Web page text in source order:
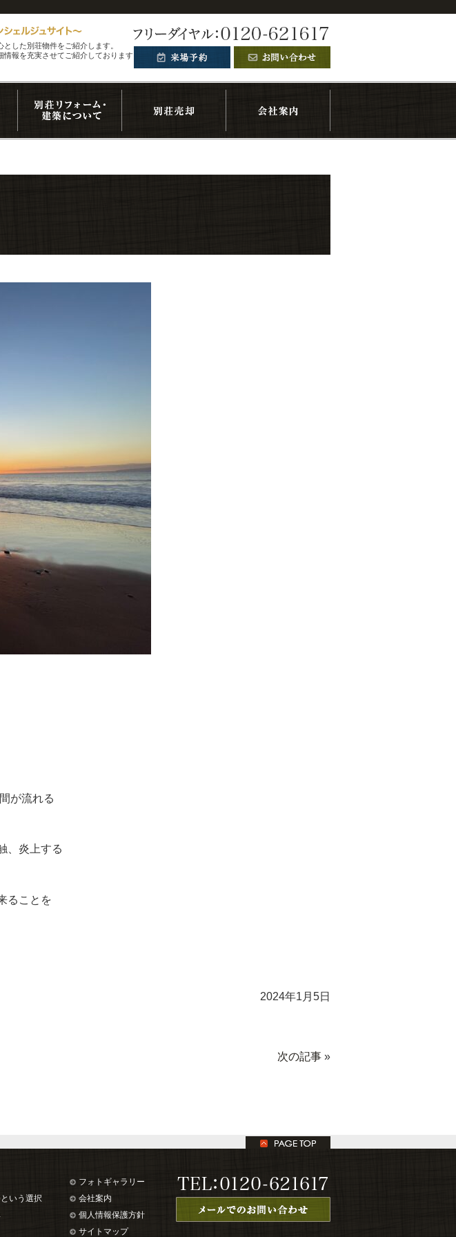
した別荘物件をご紹介します。
報を充実させてご紹介しております。
が流れる
、炎上する
ることを
2024年1月5日
次の記事 »
いう選択
フォトギャラリー
会社案内
個人情報保護方針
サイトマップ